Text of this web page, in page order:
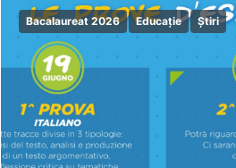
Bacalaureat 2026 Educație Știri